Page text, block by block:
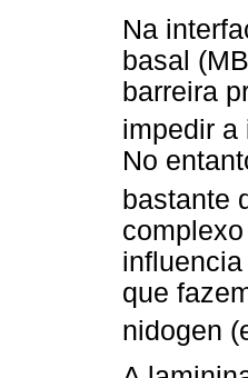
Na
basal
barreira
impedir a
No
bastante
que
nidogen